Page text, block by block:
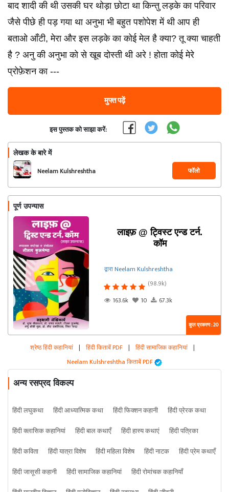
बाद शादी की थी उसकी घर थोड़ा छोटा था किन्तु लड़के का परिवार
जैसे पीछे ही पड़ गया था अनुभा भी बहुत पशोपेश में थी आप ही
बताओ आँटी, मेरा और इस लड़के का कोई मेल है क्या? तू क्या चाहती
है ? अनु की अनुभा को से खूब दोस्ती थी अरे ! होता कोई मेरे
प्रोफ़ेशन का ---
मुफ्त पढ़ें
इस पुस्तक को साझा करें:
लेखक के बारे में
Neelam Kulshreshtha फॉलो
पूर्ण उपन्यास
लाइफ़ @ ट्विस्ट एन्ड टर्न.
कॉम
द्वारा Neelam Kulshreshtha
(98.9k)
163.6k
10 67.3k
कुल प्रकरण : 20
श्रेष्ठ हिंदी कहानियां | हिंदी किताबें PDF | हिंदी सामाजिक कहानियां |
Neelam Kulshreshtha किताबें PDF
अन्य रसप्रद विकल्प
हिंदी लघुकथा हिंदी आध्यात्मिक कथा हिंदी फिक्शन कहानी
हिंदी प्रेरक कथा
हिंदी क्लासिक कहानियां
हिंदी बाल कथाएँ हिंदी हास्य कथाएं
हिंदी पत्रिका
हिंदी कविता
हिंदी यात्रा विशेष हिंदी महिला विशेष हिंदी नाटक
हिंदी प्रेम कथाएँ
हिंदी जासूसी कहानी
हिंदी सामाजिक कहानियां
हिंदी रोमांचक कहानियाँ